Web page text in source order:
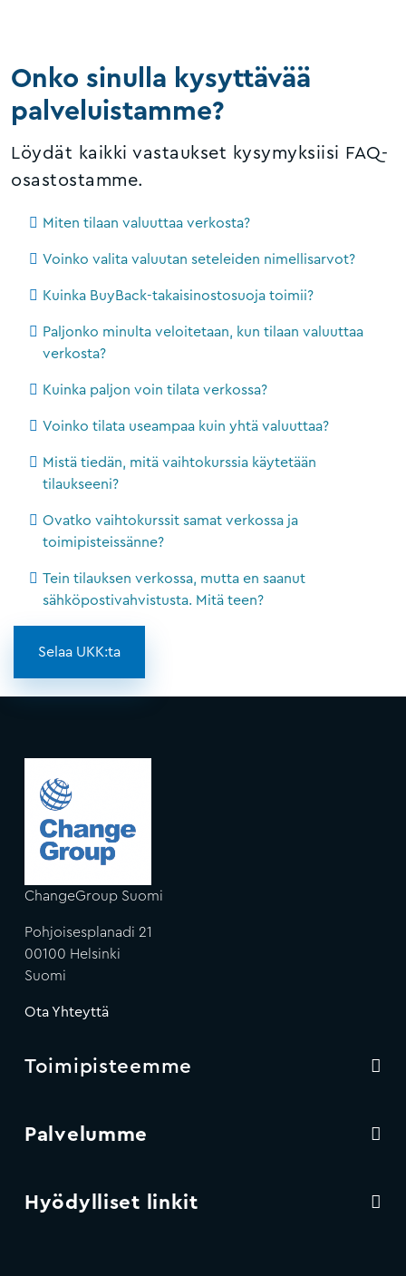
Onko sinulla kysyttävää
palveluistamme?
Löydät kaikki vastaukset kysymyksiisi FAQ-
osastostamme.
Miten tilaan valuuttaa verkosta?
Voinko valita valuutan seteleiden nimellisarvot?
Kuinka BuyBack-takaisinostosuoja toimii?
Paljonko minulta veloitetaan, kun tilaan valuuttaa
verkosta?
Kuinka paljon voin tilata verkossa?
Voinko tilata useampaa kuin yhtä valuuttaa?
Mistä tiedän, mitä vaihtokurssia käytetään
tilaukseeni?
Ovatko vaihtokurssit samat verkossa ja
toimipisteissänne?
Tein tilauksen verkossa, mutta en saanut
sähköpostivahvistusta. Mitä teen?
Selaa UKK:ta
ChangeGroup Suomi
Pohjoisesplanadi 21
00100 Helsinki
Suomi
Ota Yhteyttä
Toimipisteemme
Palvelumme
Hyödylliset linkit